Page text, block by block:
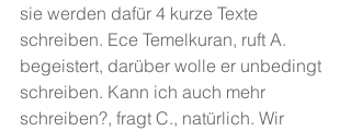
sie werden dafür 4 kurze Texte
schreiben. Ece Temelkuran, ruft A.
begeistert, darüber wolle er unbedingt
schreiben. Kann ich auch mehr
schreiben?, fragt C., natürlich. Wir